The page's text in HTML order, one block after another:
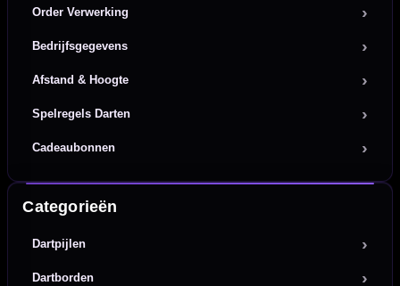
Order Verwerking
Bedrijfsgegevens
Afstand & Hoogte
Spelregels Darten
Cadeaubonnen
Categorieën
Dartpijlen
Dartborden